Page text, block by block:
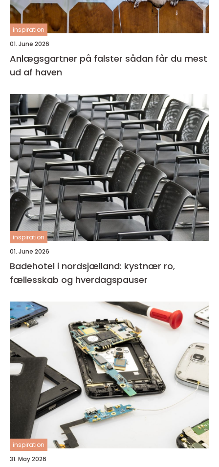
inspiration
01. June 2026
Anlægsgartner på falster sådan får du mest
ud af haven
inspiration
01. June 2026
Badehotel i nordsjælland: kystnær ro,
fællesskab og hverdagspauser
inspiration
31. May 2026